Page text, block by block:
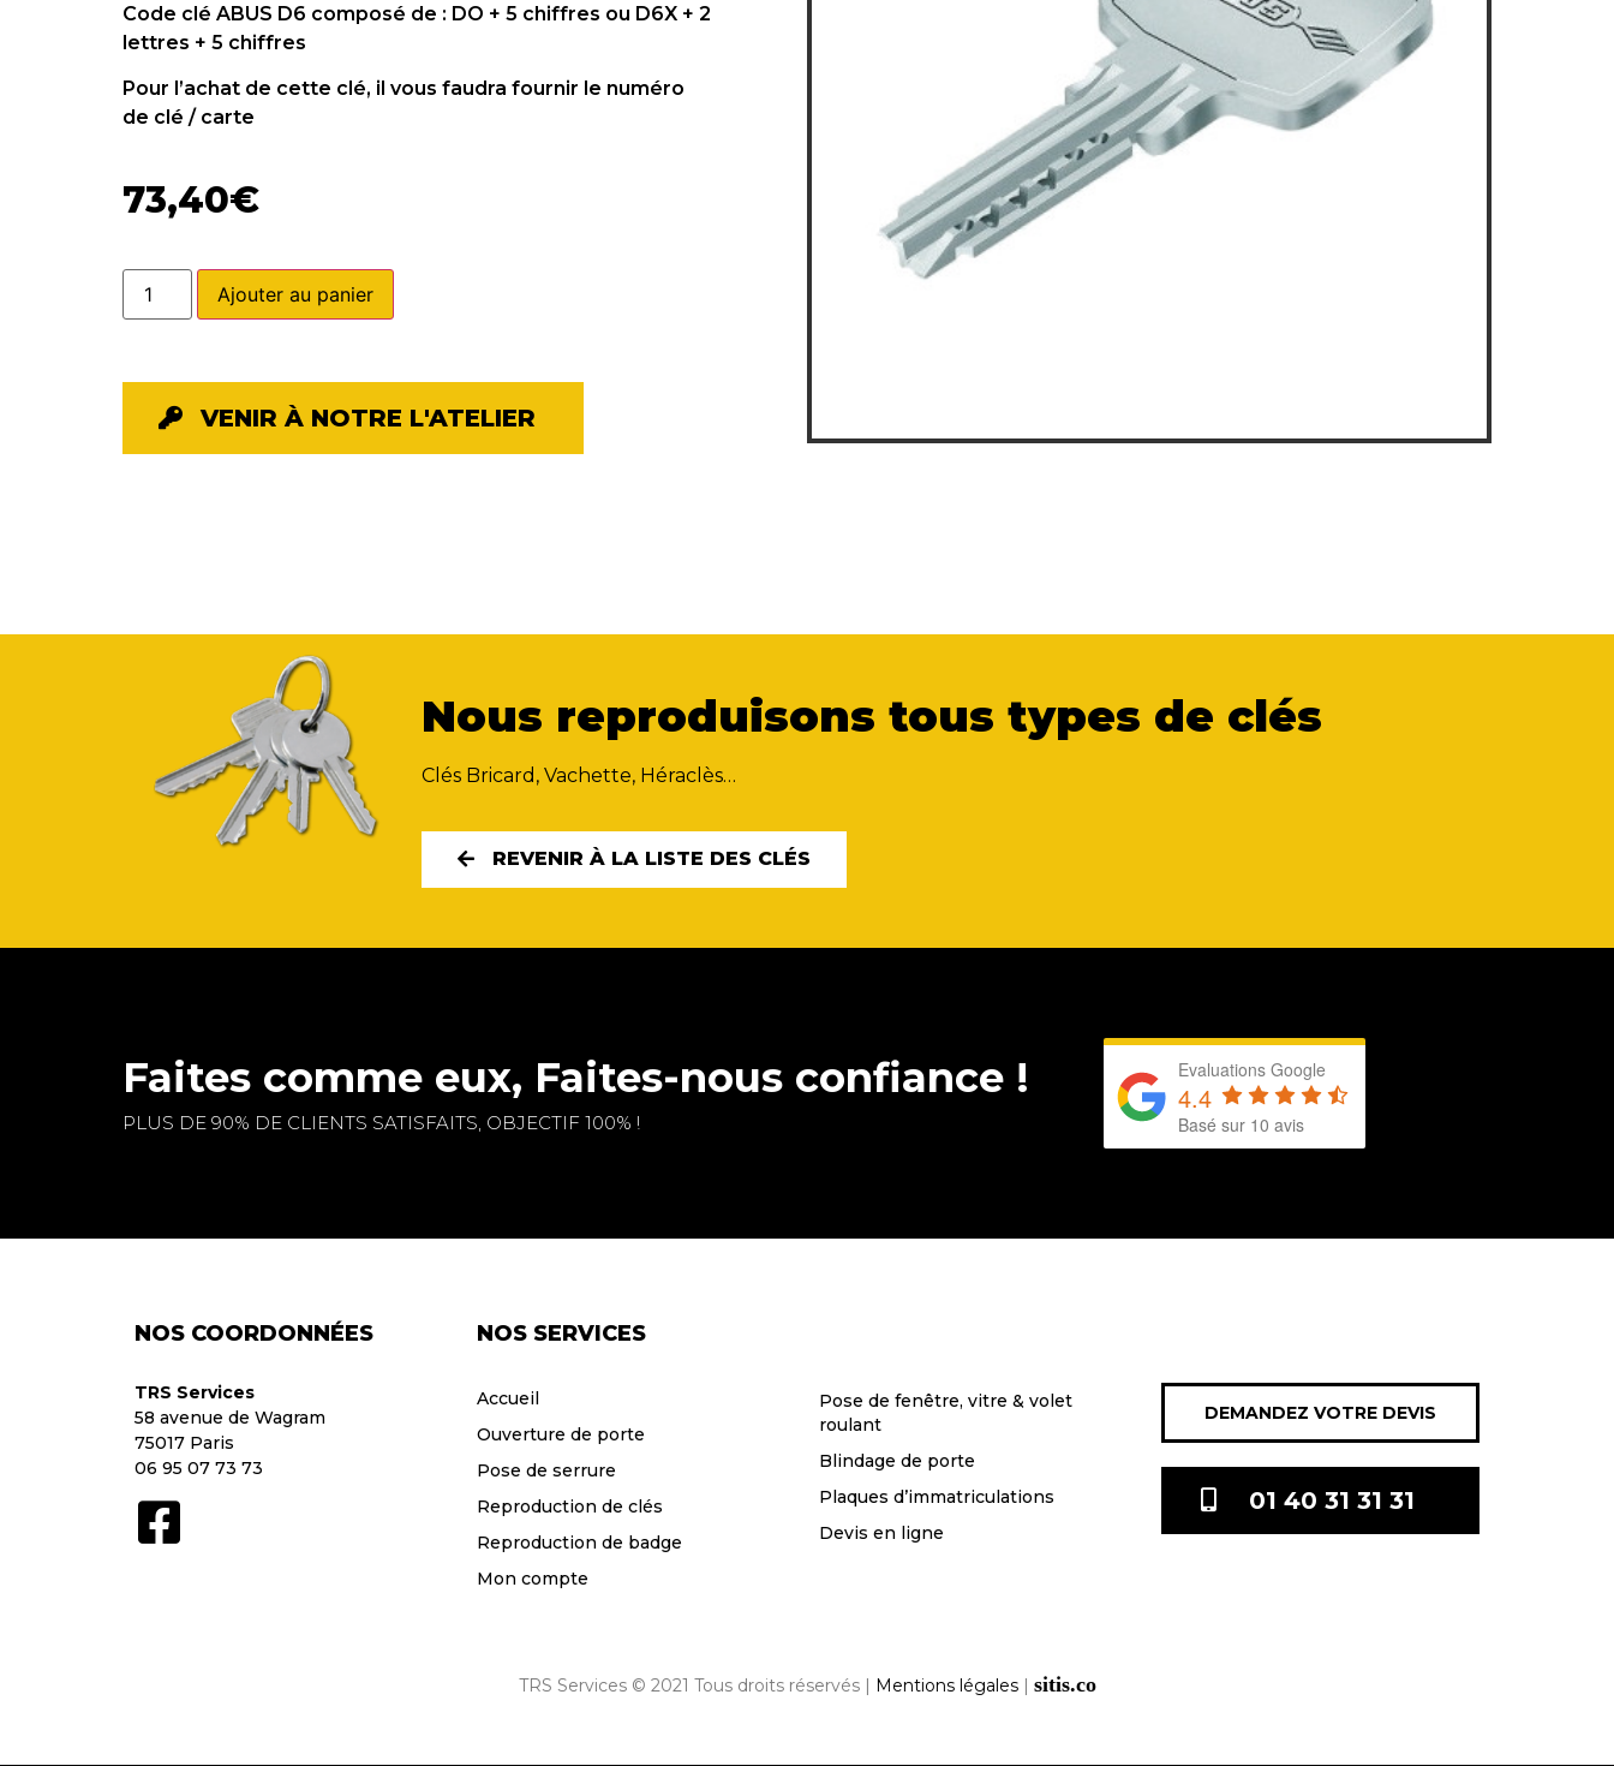
Code clé ABUS D6 composé de : DO + 5 chiffres ou D6X + 2
lettres + 5 chiffres
Pour l’achat de cette clé, il vous faudra fournir le numéro
de clé / carte
73,40€
Ajouter au panier
VENIR À NOTRE L'ATELIER
Nous reproduisons tous types de clés
Clés Bricard, Vachette, Héraclès…
REVENIR À LA LISTE DES CLÉS
Faites comme eux, Faites-nous confiance !
PLUS DE 90% DE CLIENTS SATISFAITS, OBJECTIF 100% !
Evaluations Google
4.4
Basé sur 10 avis
NOS COORDONNÉES
TRS Services
58 avenue de Wagram
75017 Paris
06 95 07 73 73
NOS SERVICES
Accueil
Ouverture de porte
Pose de serrure
Reproduction de clés
Reproduction de badge
Mon compte
Pose de fenêtre, vitre & volet
roulant
Blindage de porte
Plaques d’immatriculations
Devis en ligne
DEMANDEZ VOTRE DEVIS
01 40 31 31 31
TRS Services © 2021 Tous droits réservés | Mentions légales| sitis.co